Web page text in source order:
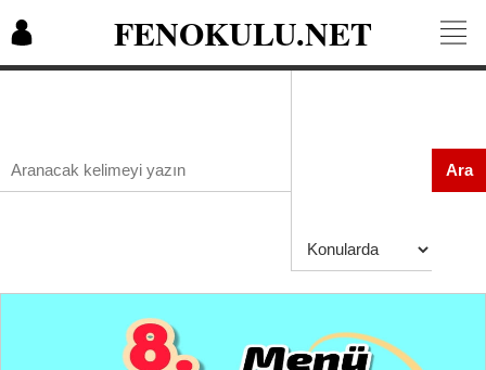
FENOKULU.NET
Ara